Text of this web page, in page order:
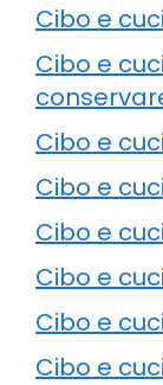
Cibo e
Cibo e
Cibo e
Cibo e
Cibo e
Cibo e
Cibo e
Cibo e